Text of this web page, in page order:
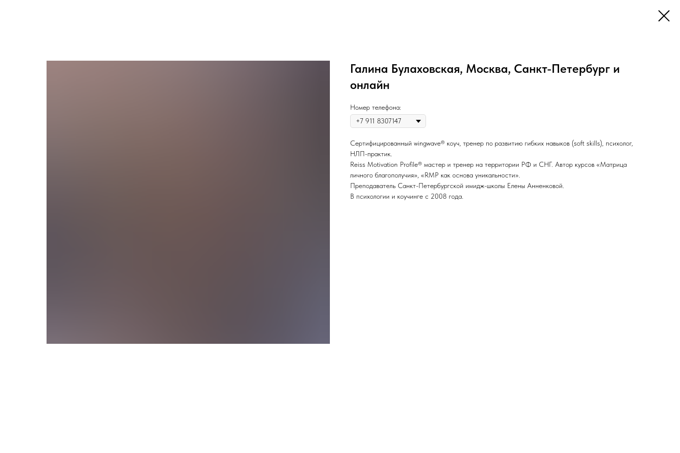
Галина Булаховская, Москва, Санкт-Петербург и
онлайн
Номер телефона:
Сертифицированный wingwave® коуч, тренер по развитию гибких навыков (soft skills), психолог,
НЛП-практик.
Reiss Motivation Profile® мастер и тренер на территории РФ и СНГ. Автор курсов «Матрица
личного благополучия», «RMP как основа уникальности».
Преподаватель Санкт-Петербургской имидж-школы Елены Анненковой.
В психологии и коучинге с 2008 года.